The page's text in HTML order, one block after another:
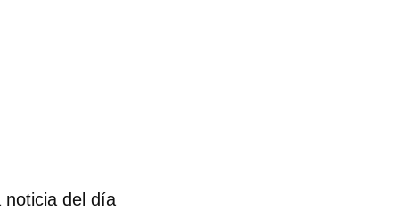
noticia del día